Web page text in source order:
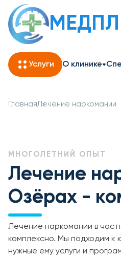
Услуги О клинике
ГлавнаяЛечение наркомании
МНОГОЛЕТНИЙ ОПЫТ
Лечение
Озёрах -
Лечение наркомании в
комплексно. Мы подходим к
нужные ему услуги и